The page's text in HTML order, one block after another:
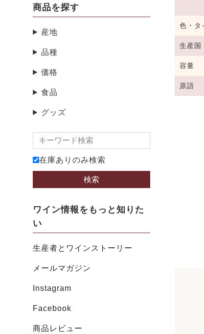
商品を探す
産地
品種
価格
食品
グッズ
在庫ありのみ検索
検索
ワイン情報をもっと知りた
い
生産者とワインストーリー
メールマガジン
Instagram
Facebook
商品レビュー
色・タ
生産国
容量
原語